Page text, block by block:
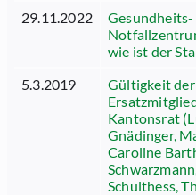
29.11.2022
Gesundheits-
wie ist der
5.3.2019
Gültigkeit
Kantonsrat
Gnädinger,
Caroline
Schulthess,